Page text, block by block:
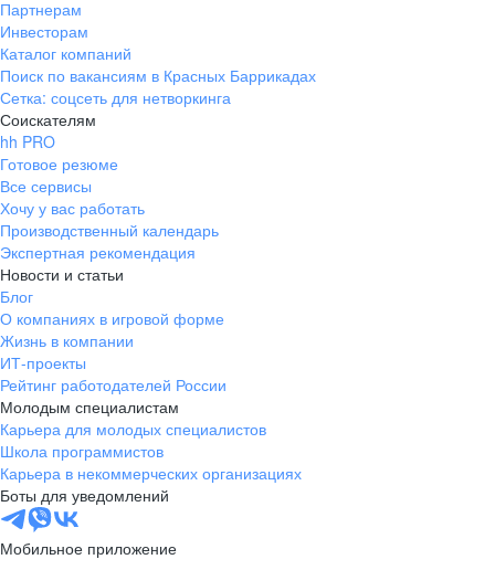
Партнерам
Инвесторам
Каталог компаний
Поиск по вакансиям в Красных Баррикадах
Сетка: соцсеть для нетворкинга
Соискателям
hh PRO
Готовое резюме
Все сервисы
Хочу у вас работать
Производственный календарь
Экспертная рекомендация
Новости и статьи
Блог
О компаниях в игровой форме
Жизнь в компании
ИТ-проекты
Рейтинг работодателей России
Молодым специалистам
Карьера для молодых специалистов
Школа программистов
Карьера в некоммерческих организациях
Боты для уведомлений
Мобильное приложение